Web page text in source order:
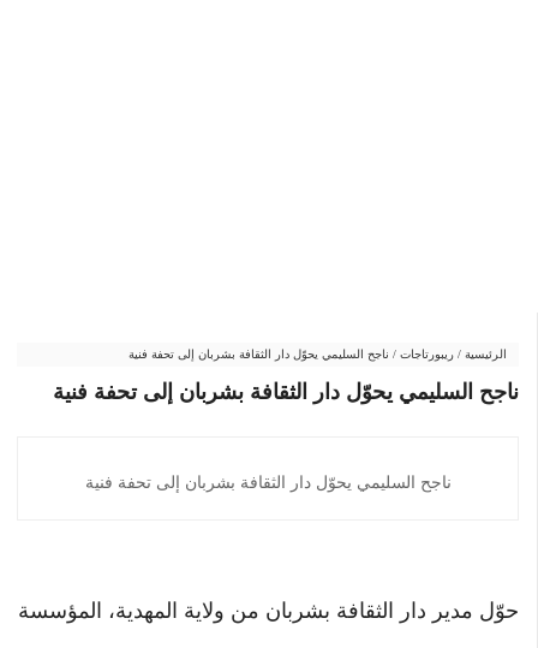
الرئيسية / ريبورتاجات / ناجح السليمي يحوّل دار الثقافة بشربان إلى تحفة فنية
ناجح السليمي يحوّل دار الثقافة بشربان إلى تحفة فنية
ناجح السليمي يحوّل دار الثقافة بشربان إلى تحفة فنية
حوّل مدير دار الثقافة بشربان من ولاية المهدية، المؤسسة